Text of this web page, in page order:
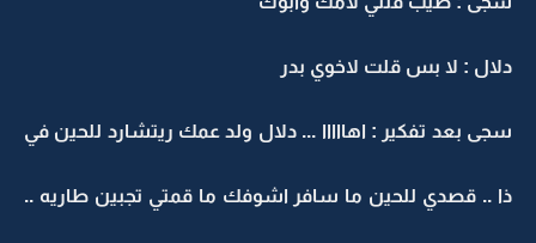
دلال : لا بس قلت لاخوي بدر
سجى بعد تفكير : اهااااا ... دلال ولد عمك ريتشارد للحين في
ذا .. قصدي للحين ما سافر اشوفك ما قمتي تجبين طاريه ..